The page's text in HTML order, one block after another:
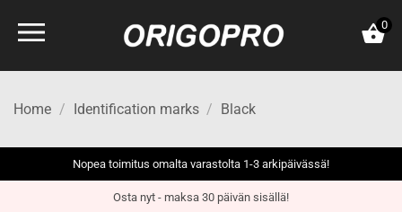
0
Home / Identification marks / Black
Nopea toimitus omalta varastolta 1-3 arkipäivässä!
Osta nyt - maksa 30 päivän sisällä!